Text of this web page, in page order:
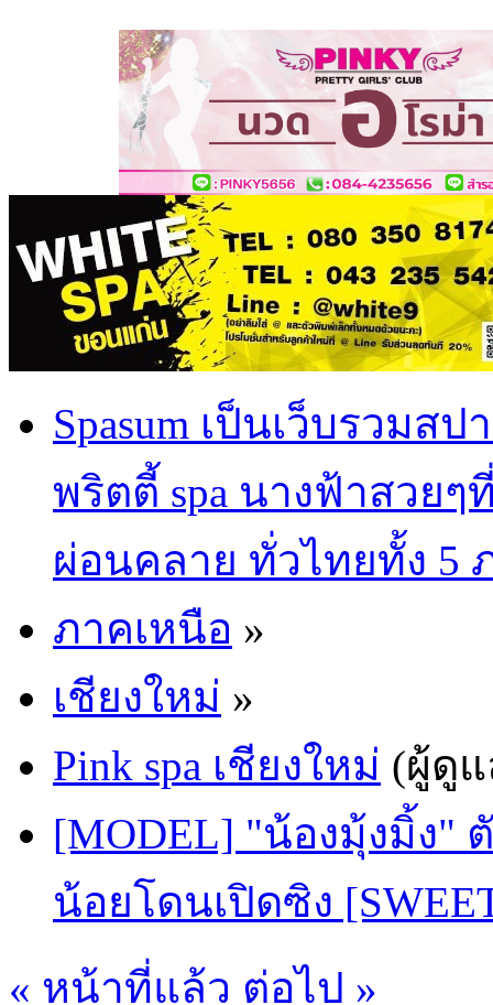
Spasum เป็นเว็บรวม
พริตตี้ spa นางฟ้าสวย
ผ่อนคลาย ทั่วไทยทั้ง 5
ภาคเหนือ »
เชียงใหม่ »
Pink spa เชียงใหม่ (ผู้ดู
[MODEL] "น้องมุ้งมิ้ง"
น้อยโดนเปิดซิง
« หน้าที่แล้ว ต่อไป »